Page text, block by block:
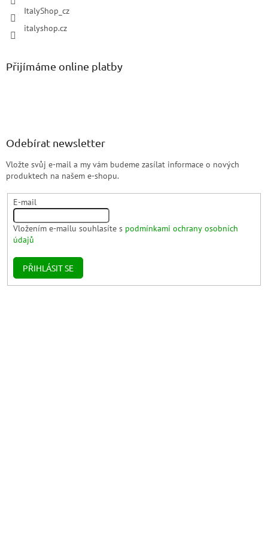
ItalyShop_cz
italyshop.cz
Přijímáme online platby
Odebírat newsletter
Vložte svůj e-mail a my vám budeme zasílat informace o nových
produktech na našem e-shopu.
E-mail
Vložením e-mailu souhlasíte s podmínkami ochrany osobních
údajů
PŘIHLÁSIT SE